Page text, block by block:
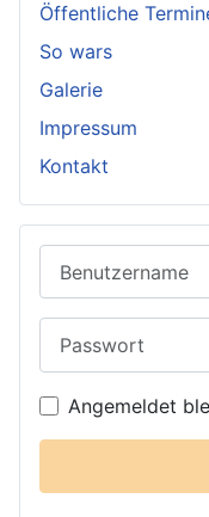
Öffentliche
So wars
Galerie
Impressum
Kontakt
Angemeldet